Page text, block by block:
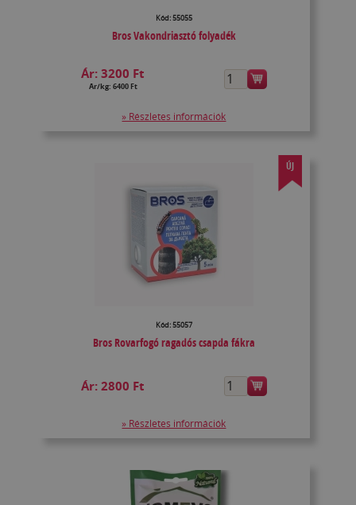
Kód: 55055
Bros Vakondriasztó folyadék
Ár:3200 Ft
Ár/kg: 6400 Ft
» Részletes információk
ÚJ
Kód: 55057
Bros Rovarfogó ragadós csapda fákra
Ár:2800 Ft
» Részletes információk